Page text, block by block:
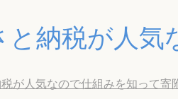
と納税が人気
が人気なので仕組みを知って寄